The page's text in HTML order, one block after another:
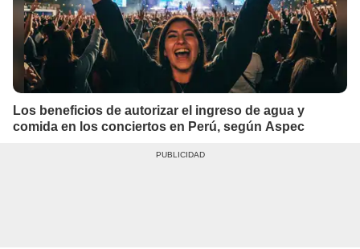
Los beneficios de autorizar el ingreso de agua y
comida en los conciertos en Perú, según Aspec